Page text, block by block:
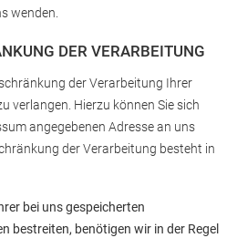
wenden.
DER VERARBEITUNG
der Verarbeitung Ihrer
verlangen. Hierzu können Sie sich
angegebenen Adresse an uns
der Verarbeitung besteht in
bei uns gespeicherten
bestreiten, benötigen wir in der Regel